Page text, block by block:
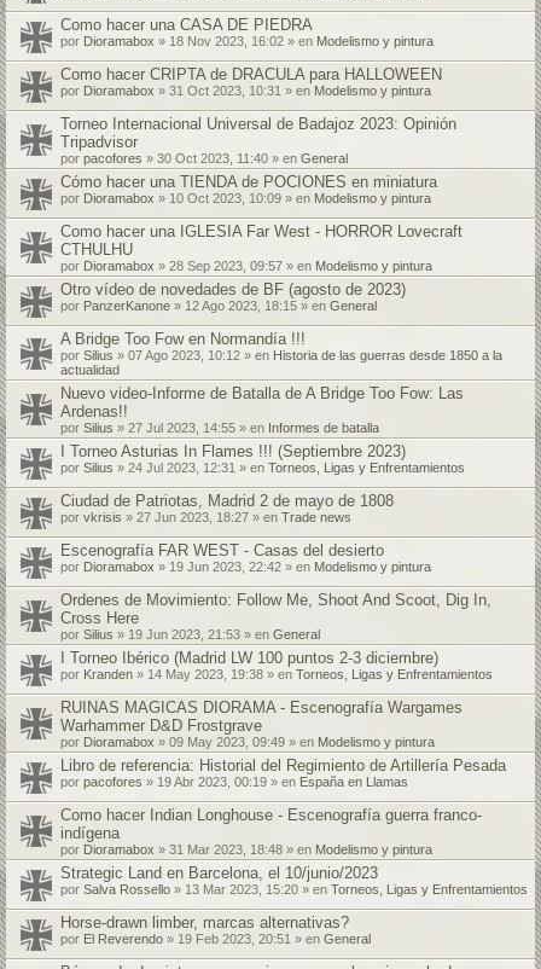
Como hacer una CASA DE PIEDRA
por Dioramabox » 18 Nov 2023, 16:02 » en Modelismo y pintura
Como hacer CRIPTA de DRACULA para HALLOWEEN
por Dioramabox » 31 Oct 2023, 10:31 » en Modelismo y pintura
Torneo Internacional Universal de Badajoz 2023: Opinión
Tripadvisor
por pacofores » 30 Oct 2023, 11:40 » en General
Cómo hacer una TIENDA de POCIONES en miniatura
por Dioramabox » 10 Oct 2023, 10:09 » en Modelismo y pintura
Como hacer una IGLESIA Far West - HORROR Lovecraft
CTHULHU
por Dioramabox » 28 Sep 2023, 09:57 » en Modelismo y pintura
Otro vídeo de novedades de BF (agosto de 2023)
por PanzerKanone » 12 Ago 2023, 18:15 » en General
A Bridge Too Fow en Normandía !!!
por Silius » 07 Ago 2023, 10:12 » en Historia de las guerras desde 1850 a la
actualidad
Nuevo video-Informe de Batalla de A Bridge Too Fow: Las
Ardenas!!
por Silius » 27 Jul 2023, 14:55 » en Informes de batalla
I Torneo Asturias In Flames !!! (Septiembre 2023)
por Silius » 24 Jul 2023, 12:31 » en Torneos, Ligas y Enfrentamientos
Ciudad de Patriotas, Madrid 2 de mayo de 1808
por vkrisis » 27 Jun 2023, 18:27 » en Trade news
Escenografía FAR WEST - Casas del desierto
por Dioramabox » 19 Jun 2023, 22:42 » en Modelismo y pintura
Ordenes de Movimiento: Follow Me, Shoot And Scoot, Dig In,
Cross Here
por Silius » 19 Jun 2023, 21:53 » en General
I Torneo Ibérico (Madrid LW 100 puntos 2-3 diciembre)
por Kranden » 14 May 2023, 19:38 » en Torneos, Ligas y Enfrentamientos
RUINAS MAGICAS DIORAMA - Escenografía Wargames
Warhammer D&D Frostgrave
por Dioramabox » 09 May 2023, 09:49 » en Modelismo y pintura
Libro de referencia: Historial del Regimiento de Artillería Pesada
por pacofores » 19 Abr 2023, 00:19 » en España en Llamas
Como hacer Indian Longhouse - Escenografía guerra franco-
indígena
por Dioramabox » 31 Mar 2023, 18:48 » en Modelismo y pintura
Strategic Land en Barcelona, el 10/junio/2023
por Salva Rossello » 13 Mar 2023, 15:20 » en Torneos, Ligas y Enfrentamientos
Horse-drawn limber, marcas alternativas?
por El Reverendo » 19 Feb 2023, 20:51 » en General